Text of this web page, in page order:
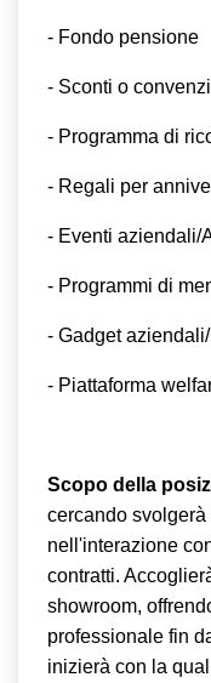
- Fondo pensione
- Sconti o
- Programma di
- Regali per
- Eventi aziendali/
- Programmi di
- Gadget
- Piattaforma
Scopo della
cercando
nell'interazione
contratti.
showroom,
professionale fin
inizierà con la